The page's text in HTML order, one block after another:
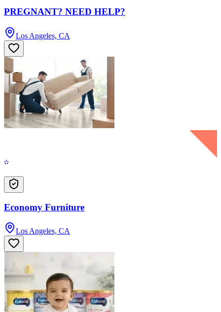
PREGNANT? NEED HELP?
Los Angeles, CA
Economy Furniture
Los Angeles, CA